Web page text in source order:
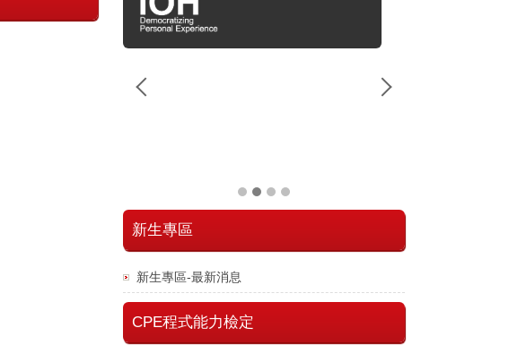
新生專區
新生專區-最新消息
CPE程式能力檢定